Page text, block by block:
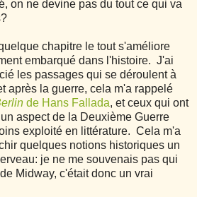
on ne devine pas du tout ce qui va
chapitre le tout s'améliore
embarqué dans l'histoire. J'ai
les passages qui se déroulent à
après la guerre, cela m'a rappelé
de Hans Fallada, et ceux qui ont
aspect de la Deuxième Guerre
exploité en littérature. Cela m'a
quelques notions historiques un
je ne me souvenais pas qui
Midway, c'était donc un vrai